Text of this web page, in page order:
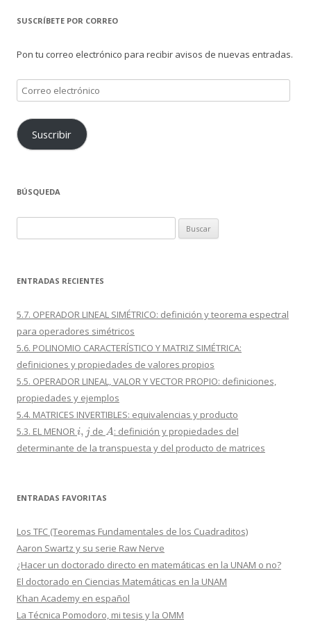
SUSCRÍBETE POR CORREO
Pon tu correo electrónico para recibir avisos de nuevas entradas.
Correo
electrónico
Suscribir
BÚSQUEDA
ENTRADAS RECIENTES
5.7. OPERADOR LINEAL SIMÉTRICO: definición y teorema espectral
para operadores simétricos
5.6. POLINOMIO CARACTERÍSTICO Y MATRIZ SIMÉTRICA:
definiciones y propiedades de valores propios
5.5. OPERADOR LINEAL, VALOR Y VECTOR PROPIO: definiciones,
propiedades y ejemplos
5.4. MATRICES INVERTIBLES: equivalencias y producto
5.3. EL MENORi,j de A: definición y propiedades del
determinante de la transpuesta y del producto de matrices
ENTRADAS FAVORITAS
Los TFC (Teoremas Fundamentales de los Cuadraditos)
Aaron Swartz y su serie Raw Nerve
¿Hacer un doctorado directo en matemáticas en la UNAM o no?
El doctorado en Ciencias Matemáticas en la UNAM
Khan Academy en español
La Técnica Pomodoro, mi tesis y la OMM